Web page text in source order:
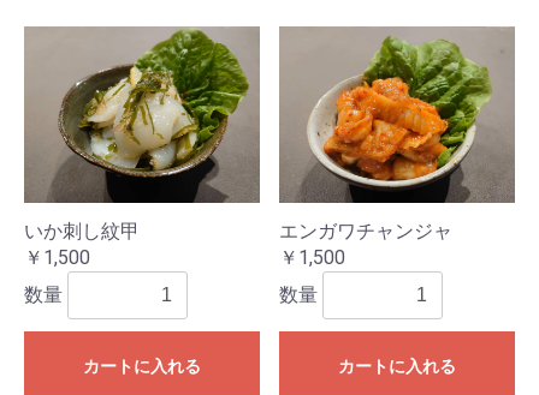
いか刺し紋甲
￥1,500
数量
カートに入れる
エンガワチャンジャ
￥1,500
数量
カートに入れる